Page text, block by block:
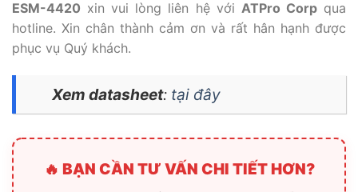
ESM-4420 xin vui lòng liên hệ với ATPro Corpqua
hotline. Xin chân thành cảm ơn và rất hân hạnh được
phục vụ Quý khách.
Xem datasheet: tại đây
🔥 BẠN CẦN TƯ VẤN CHI TIẾT HƠN?